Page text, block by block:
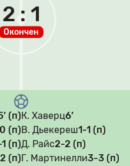
Окончен
2 : 1
(п)
(п)
(п)
(п)
К. Хаверц6’
В. Дьекереш1-1 (п)
Д. Райс2-2 (п)
Г. Мартинелли3-3 (п)